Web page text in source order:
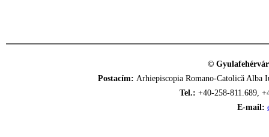
©
Postacím: Arhiepiscopia Romano-Catolică
Tel.: +40-258-811.689,
E-mail: